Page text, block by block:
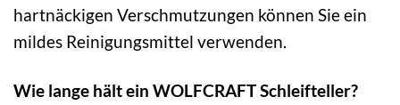
hartnäckigen Verschmutzungen können Sie ein
mildes Reinigungsmittel verwenden.
Wie lange hält ein WOLFCRAFT Schleifteller?